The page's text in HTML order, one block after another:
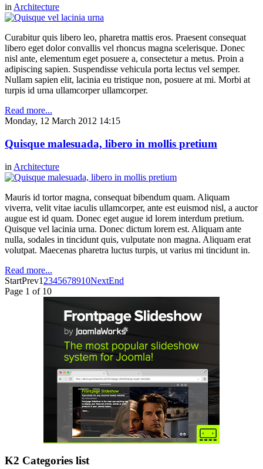
in Architecture
Curabitur quis libero leo, pharetra mattis eros. Praesent consequat
libero eget dolor convallis vel rhoncus magna scelerisque. Donec
nisl ante, elementum eget posuere a, consectetur a metus. Proin a
adipiscing sapien. Suspendisse vehicula porta lectus vel semper.
Nullam sapien elit, lacinia eu tristique non, posuere at mi. Morbi at
turpis id urna ullamcorper ullamcorper.
Read more...
Monday, 12 March 2012 14:15
Quisque malesuada, libero in mollis pretium
in Architecture
Mauris id tortor magna, consequat bibendum quam. Aliquam
viverra, velit vitae iaculis ullamcorper, ante est euismod nisl, a auctor
augue est id quam. Donec eget augue id lorem interdum pretium.
Quisque vel lacinia urna. Donec dictum lorem est. Aliquam ante
nulla, sodales in tincidunt quis, vulputate non magna. Aliquam erat
volutpat. Maecenas pharetra luctus turpis, ut varius mi tincidunt in.
Read more...
StartPrev1 2345678910NextEnd
Page 1 of 10
K2 Categories list